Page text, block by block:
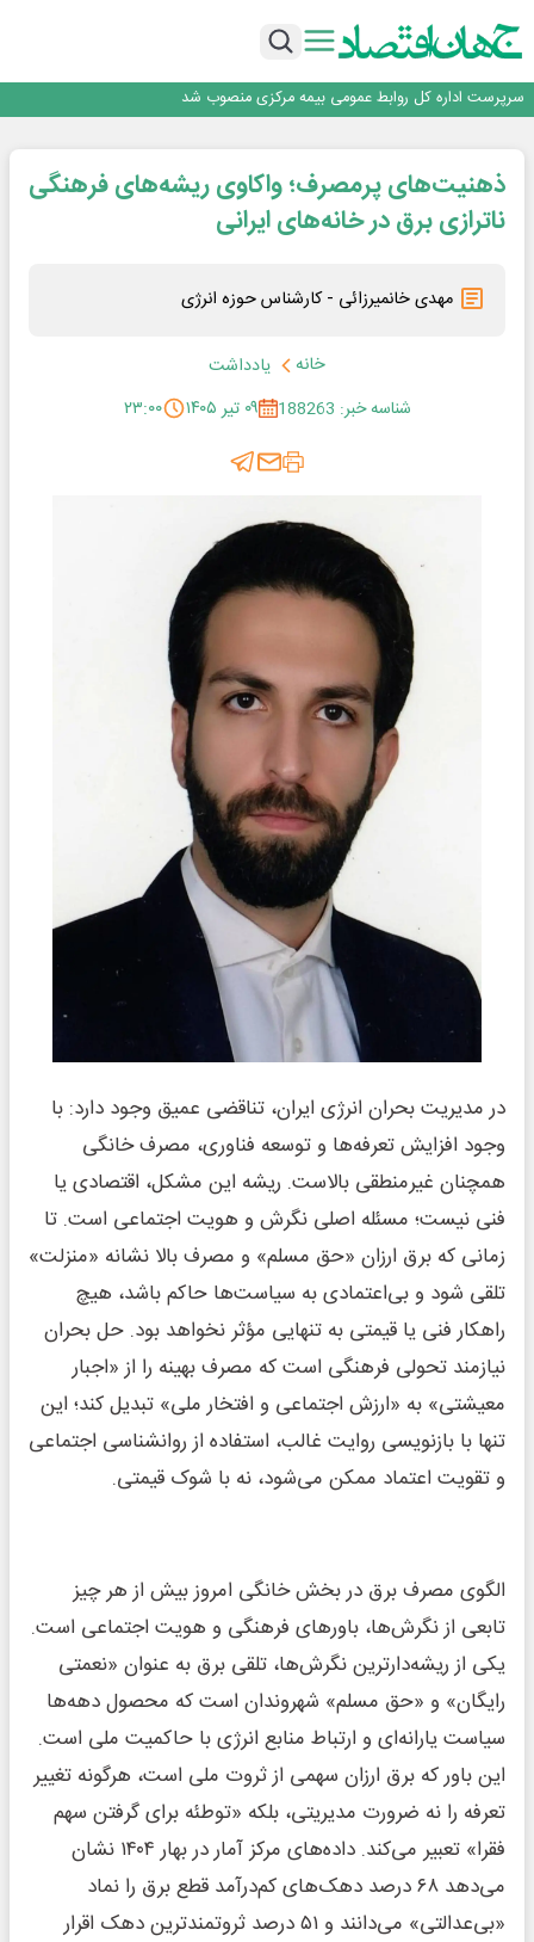
داد
روایت بانک ایران زمین از بانکداری نوین با خلق تجربه برای مشتری
سرپرست اداره کل روابط عمومی بیمه مرکزی منصوب شد
مشتریان
بانک مهر ایران بیش از ۷۰ میلیارد تومان به برنامه‌های مسئولیت اجتماعی اختصاص
ذهنیت‌های پرمصرف؛ واکاوی ریشه‌های فرهنگی
ناترازی برق در خانه‌های ایرانی
مهدی خانمیرزائی - کارشناس حوزه انرژی
خانه
یادداشت
شناسه خبر: 188263
۰۹ تیر ۱۴۰۵ ۲۳:۰۰
در مدیریت بحران انرژی ایران، تناقضی عمیق وجود دارد: با
وجود افزایش تعرفه‌ها و توسعه فناوری، مصرف خانگی
همچنان غیرمنطقی بالاست. ریشه این مشکل، اقتصادی یا
فنی نیست؛ مسئله اصلی نگرش و هویت اجتماعی است. تا
زمانی که برق ارزان «حق مسلم» و مصرف بالا نشانه «منزلت»
تلقی شود و بی‌اعتمادی به سیاست‌ها حاکم باشد، هیچ
راهکار فنی یا قیمتی به تنهایی مؤثر نخواهد بود. حل بحران
نیازمند تحولی فرهنگی است که مصرف بهینه را از «اجبار
معیشتی» به «ارزش اجتماعی و افتخار ملی» تبدیل کند؛ این
تنها با بازنویسی روایت غالب، استفاده از روانشناسی اجتماعی
و تقویت اعتماد ممکن می‌شود، نه با شوک قیمتی.
الگوی مصرف برق در بخش خانگی امروز بیش از هر چیز
تابعی از نگرش‌ها، باورهای فرهنگی و هویت اجتماعی است.
یکی از ریشه‌دارترین نگرش‌ها، تلقی برق به عنوان «نعمتی
رایگان» و «حق مسلم» شهروندان است که محصول دهه‌ها
سیاست یارانه‌ای و ارتباط منابع انرژی با حاکمیت ملی است.
این باور که برق ارزان سهمی از ثروت ملی است، هرگونه تغییر
تعرفه را نه ضرورت مدیریتی، بلکه «توطئه برای گرفتن سهم
فقرا» تعبیر می‌کند. داده‌های مرکز آمار در بهار ۱۴۰۴ نشان
می‌دهد ۶۸ درصد دهک‌های کم‌درآمد قطع برق را نماد
«بی‌عدالتی» می‌دانند و ۵۱ درصد ثروتمندترین دهک اقرار